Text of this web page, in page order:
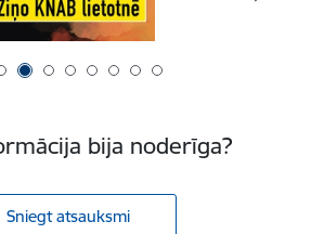
bija noderīga?
Sniegt atsauksmi